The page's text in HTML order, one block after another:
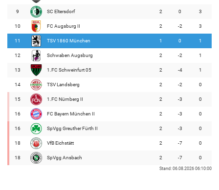
9 SC Eltersdorf 2 0 3
10 FC Augsburg II 2 -2 3
11 TSV 1860 München 1 0 1
12 Schwaben Augsburg 2 -2 1
13 1.FC Schweinfurt 05 2 -4 1
14 TSV Landsberg 2 -2 0
15 1.FC Nürnberg II 2 -3 0
16 FC Bayern München II 2 -3 0
16 SpVgg Greuther Fürth II 2 -3 0
18 VfB Eichstätt 2 -7 0
18 SpVgg Ansbach 2 -7 0
Stand: 06.08.2026 06:10:00